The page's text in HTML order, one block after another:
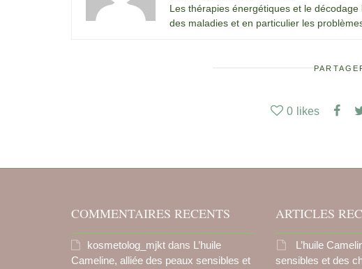
Les thérapies énergétiques et le
des maladies et en particulier les
0 likes
COMMENTAIRES RECENTS
kosmetolog_mjkt dans L’huile
Cameline, alliée des peaux sensibles et
ARTICLES
L’huile
sensibles et des